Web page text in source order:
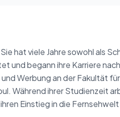
hat viele Jahre sowohl als
und begann ihre Karriere
Werbung an der Fakultät für
Während ihrer Studienzeit
Einstieg in die